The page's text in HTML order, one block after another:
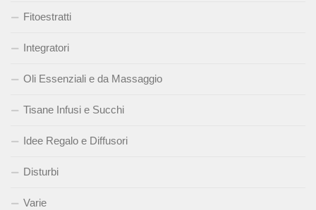
Fitoestratti
Integratori
Oli Essenziali e da Massaggio
Tisane Infusi e Succhi
Idee Regalo e Diffusori
Disturbi
Varie